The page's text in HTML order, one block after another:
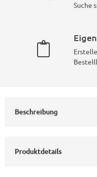
Suche
Beschreibung
Produktdetails